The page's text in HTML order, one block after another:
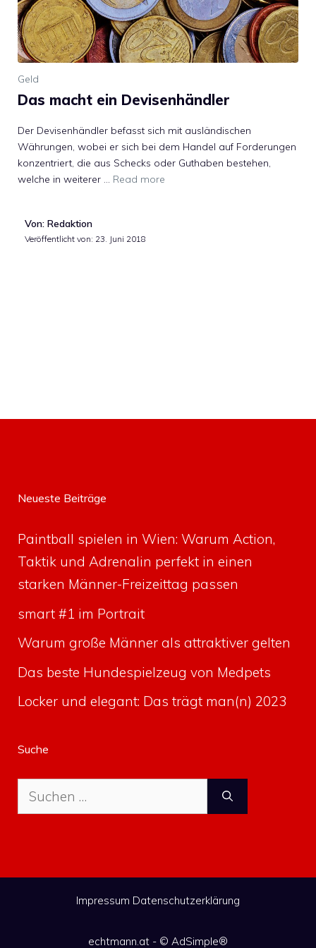
Geld
Das macht ein Devisenhändler
Der Devisenhändler befasst sich mit ausländischen
Währungen, wobei er sich bei dem Handel auf Forderungen
konzentriert, die aus Schecks oder Guthaben bestehen,
welche in weiterer … Read more
Von: Redaktion
Veröffentlicht von: 23. Juni 2018
Neueste Beiträge
Paintball spielen in Wien: Warum Action,
Taktik und Adrenalin perfekt in einen
starken Männer-Freizeittag passen
smart #1 im Portrait
Warum große Männer als attraktiver gelten
Das beste Hundespielzeug von Medpets
Locker und elegant: Das trägt man(n) 2023
Suche
Suche
nach:
Impressum Datenschutzerklärung
echtmann.at - © AdSimple®